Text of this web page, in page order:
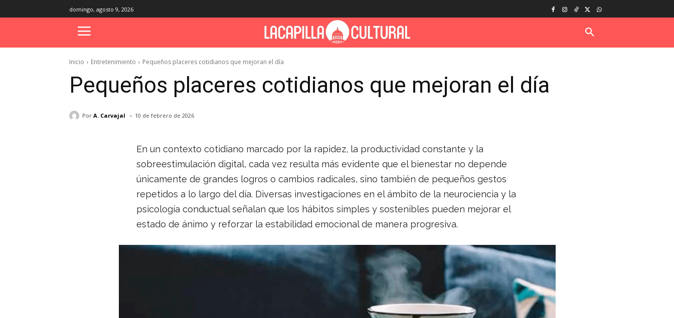
domingo, agosto 9, 2026
Inicio Entretenimiento Pequeños placeres cotidianos que mejoran el día
Pequeños placeres cotidianos que mejoran el día
Por A. Carvajal - 10 de febrero de 2026
En un contexto cotidiano marcado por la rapidez, la productividad constante y la
sobreestimulación digital, cada vez resulta más evidente que el bienestar no depende
únicamente de grandes logros o cambios radicales, sino también de pequeños gestos
repetidos a lo largo del día. Diversas investigaciones en el ámbito de la neurociencia y la
psicología conductual señalan que los hábitos simples y sostenibles pueden mejorar el
estado de ánimo y reforzar la estabilidad emocional de manera progresiva.